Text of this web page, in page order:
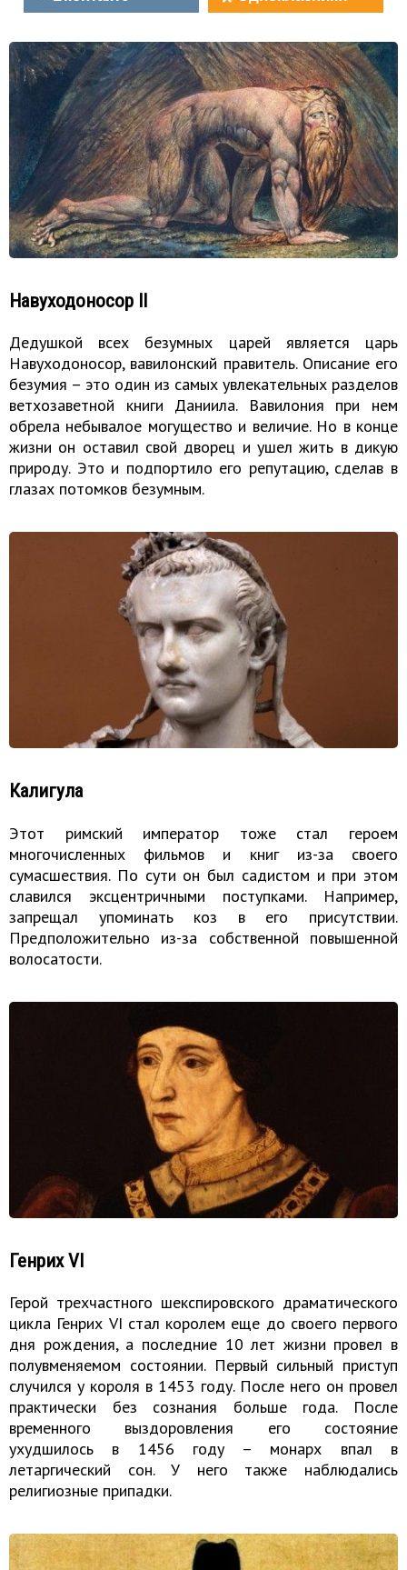
Навуходоносор II
Дедушкой всех безумных царей является царь
Навуходоносор, вавилонский правитель. Описание его
безумия – это один из самых увлекательных разделов
ветхозаветной книги Даниила. Вавилония при нем
обрела небывалое могущество и величие. Но в конце
жизни он оставил свой дворец и ушел жить в дикую
природу. Это и подпортило его репутацию, сделав в
глазах потомков безумным.
Калигула
Этот римский император тоже стал героем
многочисленных фильмов и книг из-за своего
сумасшествия. По сути он был садистом и при этом
славился эксцентричными поступками. Например,
запрещал упоминать коз в его присутствии.
Предположительно из-за собственной повышенной
волосатости.
Генрих VI
Герой трехчастного шекспировского драматического
цикла Генрих VI стал королем еще до своего первого
дня рождения, а последние 10 лет жизни провел в
полувменяемом состоянии. Первый сильный приступ
случился у короля в 1453 году. После него он провел
практически без сознания больше года. После
временного выздоровления его состояние
ухудшилось в 1456 году – монарх впал в
летаргический сон. У него также наблюдались
религиозные припадки.